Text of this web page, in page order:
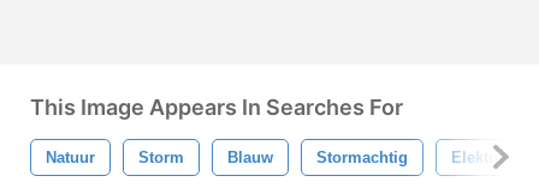
This Image Appears In Searches For
Natuur Storm Blauw Stormachtig Elektrisch